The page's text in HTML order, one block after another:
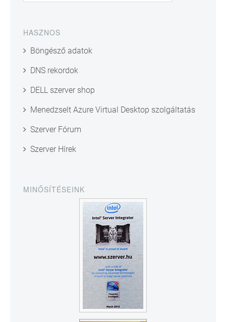
HASZNOS
Böngésző adatok
DNS rekordok
DELL szerver shop
Menedzselt Azure Virtual Desktop szolgáltatás
Szerver Fórum
Szerver Hírek
MINŐSÍTÉSEINK